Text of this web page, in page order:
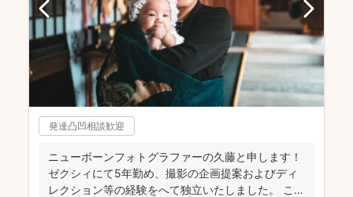
発達凸凹相談歓迎
ニューボーンフォトグラファーの久藤と申します！
ゼクシィにて5年勤め、撮影の企画提案およびディ
レクション等の経験をへて独立いたしました。 これ